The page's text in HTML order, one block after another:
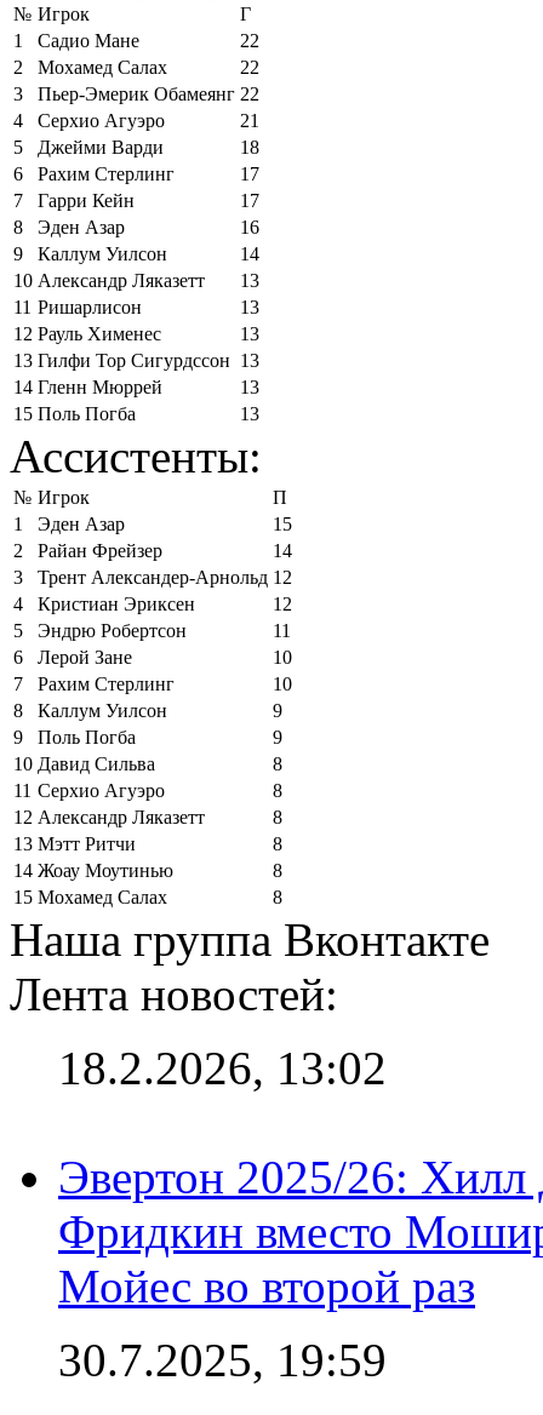
№ Игрок
Г
1
Садио Мане
22
2
Мохамед Салах
22
3
Пьер-Эмерик Обамеянг 22
4
Серхио Агуэро
21
5
Джейми Варди
18
6
Рахим Стерлинг
17
7
Гарри Кейн
17
8
Эден Азар
16
9
Каллум Уилсон
14
10 Александр Ляказетт
13
11 Ришарлисон
13
12 Рауль Хименес
13
13 Гилфи Тор Сигурдссон 13
14 Гленн Мюррей
13
15 Поль Погба 13
Ассистенты:
№ Игрок
П
1
Эден Азар
15
2
Райан Фрейзер
14
3
Трент Александер-Арнольд 12
4
Кристиан Эриксен
12
5
Эндрю Робертсон
11
6
Лерой Зане
10
7
Рахим Стерлинг
10
8
Каллум Уилсон
9
9
Поль Погба
9
10 Давид Сильва
8
11 Серхио Агуэро
8
12 Александр Ляказетт
8
13 Мэтт Ритчи
8
14 Жоау Моутинью
8
15 Мохамед Салах 8
Наша группа Вконтакте
Лента новостей:
18.2.2026, 13:02
Эвертон 2025/26:
Фридкин вместо
Мойес во второй раз
30.7.2025, 19:59